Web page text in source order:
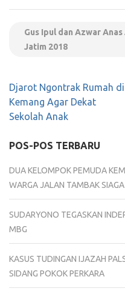
Gus Ipul dan Azwar
Jatim 2018
Navigasi
pos
Djarot Ngontrak Rumah di
Kemang Agar Dekat
Sekolah Anak
POS-POS TERBARU
DUA KELOMPOK PEMUDA
WARGA JALAN TAMBAK
SUDARYONO TEGASKAN
MBG
KASUS TUDINGAN IJAZAH
SIDANG POKOK PERKARA